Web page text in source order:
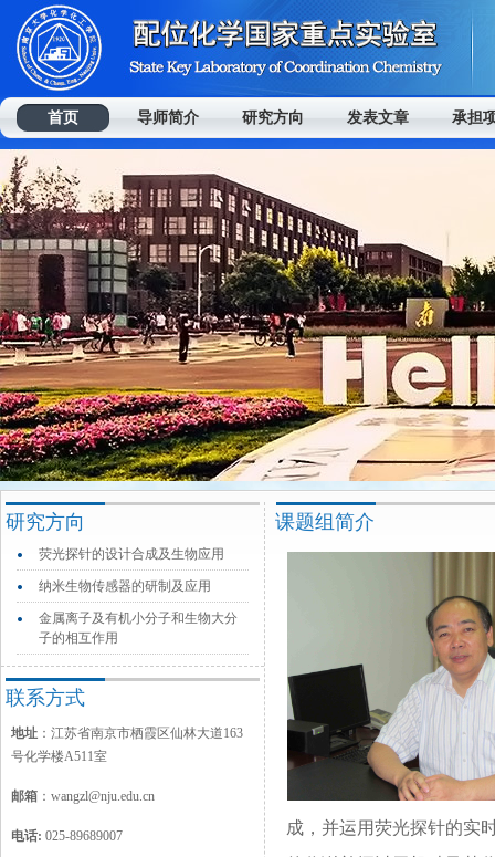
首页 导师简介 研究方向 发表文章 承担
研究方向
荧光探针的设计合成及生物应用
纳米生物传感器的研制及应用
金属离子及有机小分子和生物大分
子的相互作用
联系方式
地址 ：江苏省南京市栖霞区仙林大道163
号化学楼A511室
邮箱 ：wangzl@nju.edu.cn
电话:025-89689007
课题组简介
成，并运用荧光探针的实